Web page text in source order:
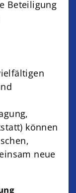
Beteiligung
können
neue